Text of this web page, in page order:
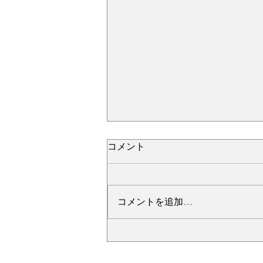
コメント
コメントを追加…